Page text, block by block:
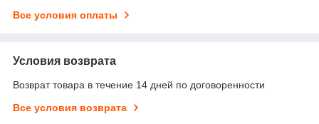
Все условия оплаты
Условия возврата
Возврат товара в течение 14 дней по договоренности
Все условия возврата